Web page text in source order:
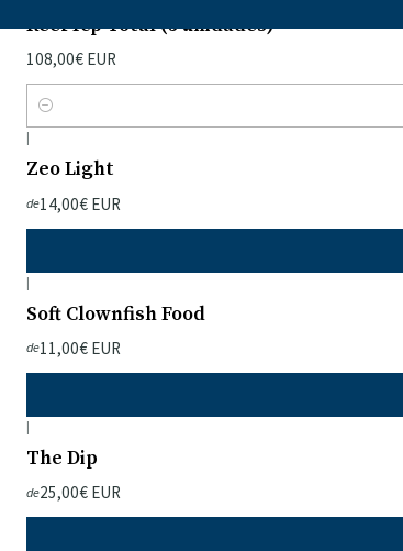
Reef Icp Total (3 unidades)
108,00€ EUR
Quantidade
|
Zeo Light
de14,00€ EUR
|
Soft Clownfish Food
de11,00€ EUR
|
The Dip
de25,00€ EUR